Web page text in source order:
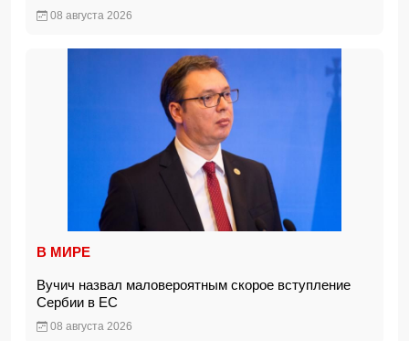
08 августа 2026
В МИРЕ
Вучич назвал маловероятным скорое вступление
Сербии в ЕС
08 августа 2026